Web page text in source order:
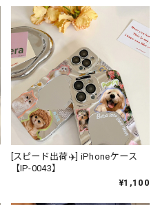
[スピード出荷✈️] iPhoneケース
【IP-0043】
¥1,100